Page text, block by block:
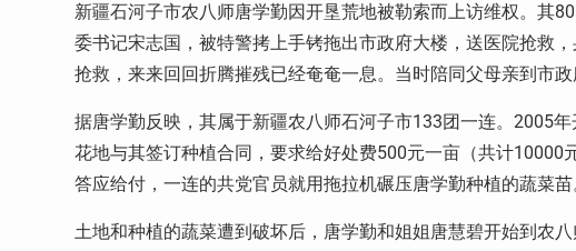
新疆石河子市农八师唐学勤因开垦荒地被勒索而上访维权。其
委书记宋志国，被特警拷上手铐拖出市政府大楼，送医院抢救
抢救，来来回回折腾摧残已经奄奄一息。当时陪同父母亲到市政
据唐学勤反映，其属于新疆农八师石河子市133团一连。2005
花地与其签订种植合同，要求给好处费500元一亩（共计
答应给付，一连的共党官员就用拖拉机碾压唐学勤种植的蔬菜苗
土地和种植的蔬菜遭到破坏后，唐学勤和姐姐唐慧碧开始到农